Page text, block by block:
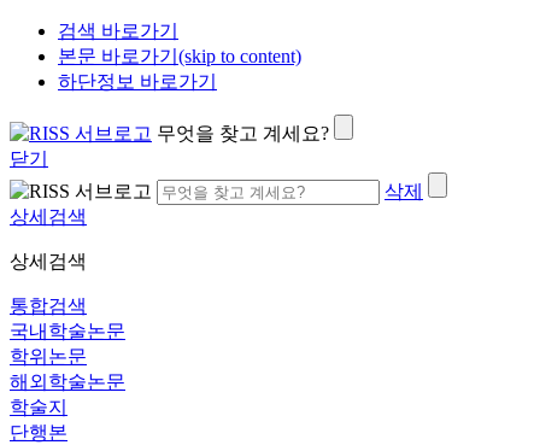
검색 바로가기
본문 바로가기(skip to content)
하단정보 바로가기
무엇을 찾고 계세요?
닫기
삭제
상세검색
상세검색
통합검색
국내학술논문
학위논문
해외학술논문
학술지
단행본